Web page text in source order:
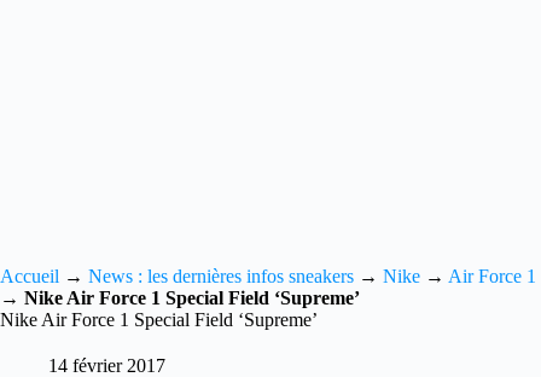
Accueil → News : les dernières infos sneakers → Nike → Air Force 1
→ Nike Air Force 1 Special Field ‘Supreme’
Nike Air Force 1 Special Field ‘Supreme’
14 février 2017